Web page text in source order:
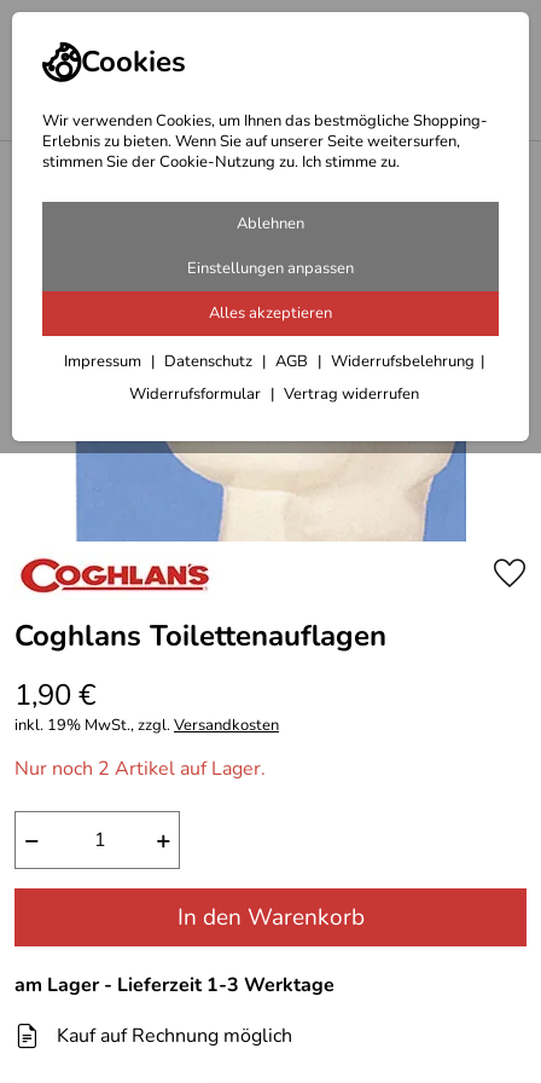
Cookies
Wir verwenden Cookies, um Ihnen das bestmögliche Shopping-
Erlebnis zu bieten. Wenn Sie auf unserer Seite weitersurfen,
stimmen Sie der Cookie-Nutzung zu. Ich stimme zu.
Ablehnen
Einstellungen anpassen
Alles akzeptieren
Impressum Datenschutz AGB
Widerrufsbelehrung
Widerrufsformular
Vertrag widerrufen
Reiseaccessoires
Coghlans Toilettenauflagen
1,90 €
inkl. 19% MwSt., zzgl.Versandkosten
Nur noch 2 Artikel auf Lager.
− +
In den Warenkorb
am Lager - Lieferzeit 1-3 Werktage
Kauf auf Rechnung möglich